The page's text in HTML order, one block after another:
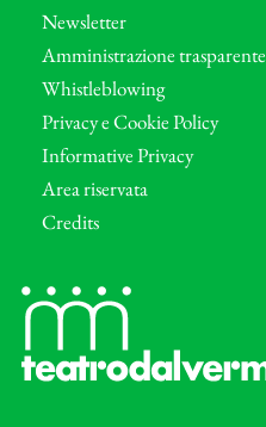
Newsletter
Amministrazione trasparente
Whistleblowing
Privacy e Cookie Policy
Informative Privacy
Area riservata
Credits